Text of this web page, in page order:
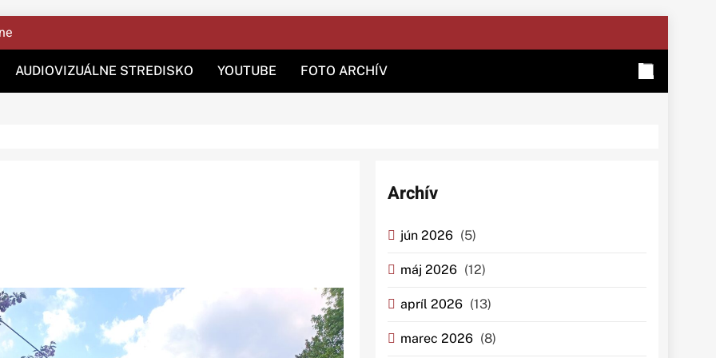
AUDIOVIZUÁLNE STREDISKO YOUTUBE FOTO ARCHÍV
Archív
jún 2026 (5)
máj 2026 (12)
apríl 2026 (13)
marec 2026 (8)